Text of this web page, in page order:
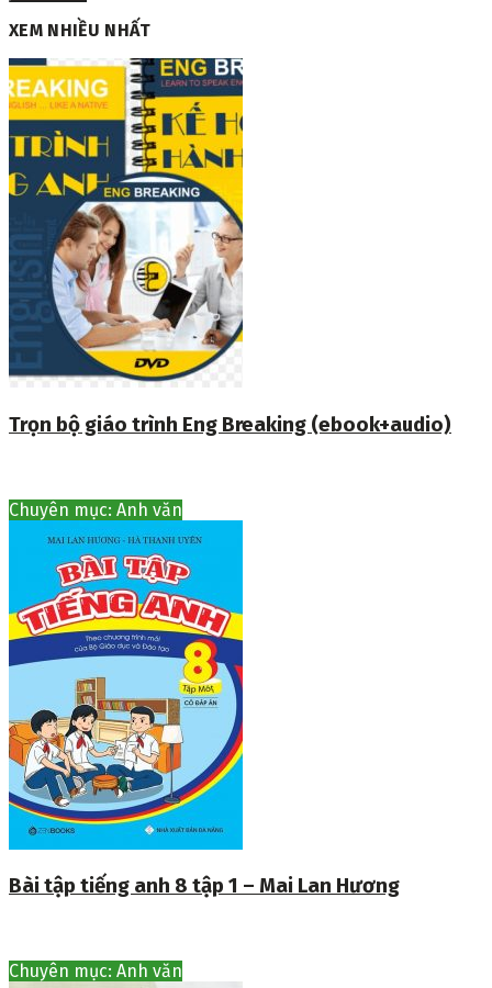
XEM NHIỀU NHẤT
Trọn bộ giáo trình Eng Breaking (ebook+audio)
Chuyên mục: Anh văn
Bài tập tiếng anh 8 tập 1 – Mai Lan Hương
Chuyên mục: Anh văn